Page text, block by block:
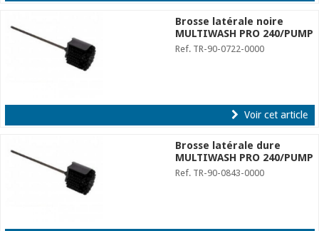
Brosse latérale noire
MULTIWASH PRO 240/PUMP
Ref. TR-90-0722-0000
Voir cet article
Brosse latérale dure
MULTIWASH PRO 240/PUMP
Ref. TR-90-0843-0000